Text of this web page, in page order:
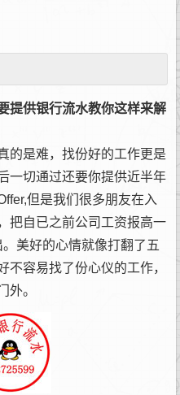
供银行流水教你这样来解
是难，找份好的工作更是
一切通过还要你提供近半年
但是我们很多朋友在入
把自已之前公司工资报高一
美好的心情就像打翻了五
不容易找了份心仪的工作，
外。